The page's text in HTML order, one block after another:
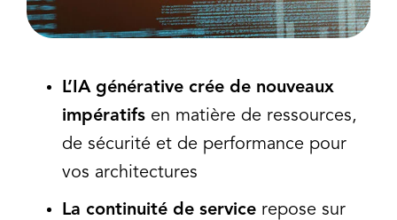
L’IA générative crée de nouveaux
impératifsen matière de ressources,
de sécurité et de performance pour
vos architectures
La continuité de servicerepose sur